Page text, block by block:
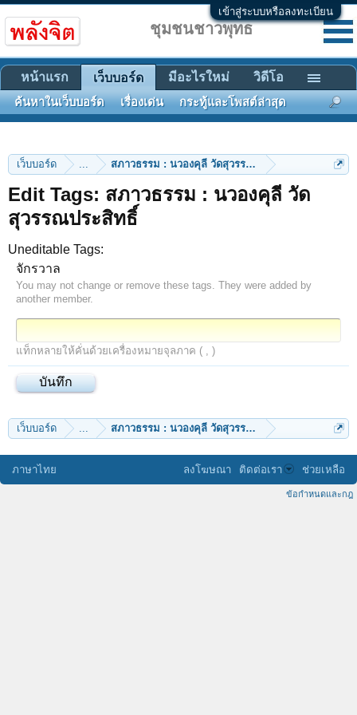
เข้าสู่ระบบหรือลงทะเบียน
เว็บบอร์ด ... สภาวธรรม : นวองคุลี วัดสุวรรณประสิทธิ์
Edit Tags: สภาวธรรม : นวองคุลี วัด
สุวรรณประสิทธิ์
Uneditable Tags:
จักรวาล
You may not change or remove these tags. They were added by
another member.
แท็กหลายให้คั่นด้วยเครื่องหมายจุลภาค ( , )
เว็บบอร์ด ... สภาวธรรม : นวองคุลี วัดสุวรรณประสิทธิ์
ชุมชนชาวพุทธ
หน้าแรก เว็บบอร์ด
ค้นหาในเว็บบอร์ด เรื่องเด่น กระทู้และโพสต์ล่าสุด
มีอะไรใหม่ วิดีโอ
ภาษาไทย ลงโฆษณา ติดต่อเรา ช่วยเหลือ
ข้อกำหนดและกฎ